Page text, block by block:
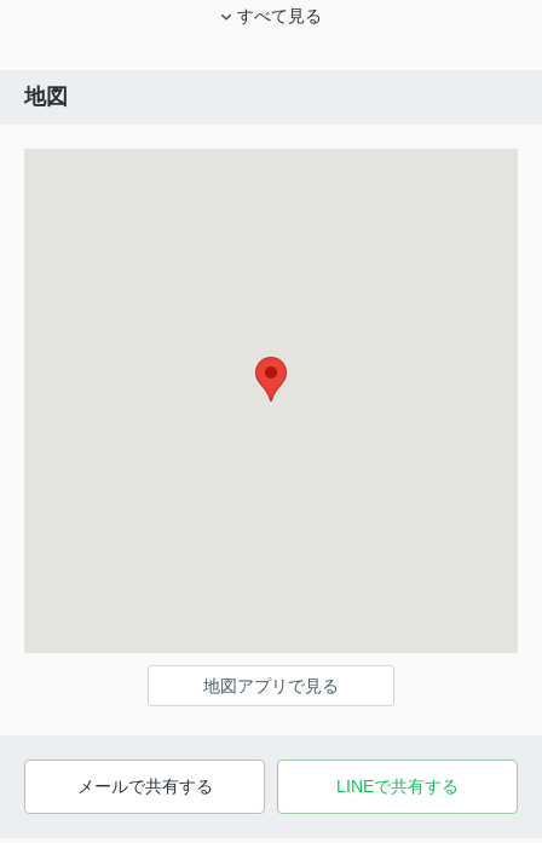
すべて見る
地図
地図アプリで見る
メールで共有する LINEで共有する